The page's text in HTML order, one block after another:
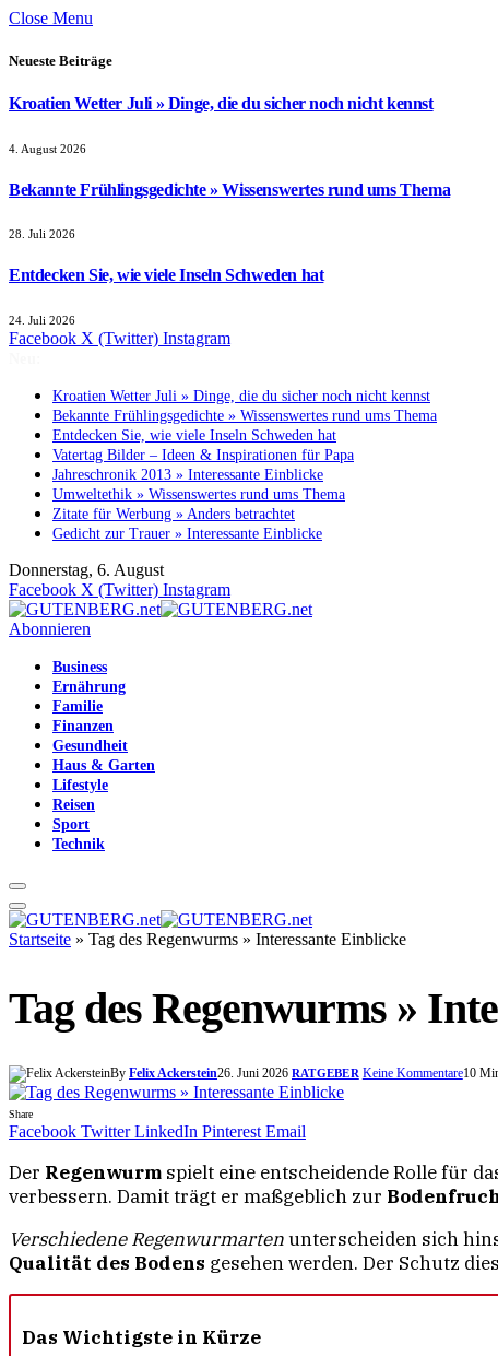
Close Menu
Neueste Beiträge
Kroatien Wetter Juli » Dinge, die du sicher noch nicht kennst
4. August 2026
Bekannte Frühlingsgedichte » Wissenswertes rund ums Thema
28. Juli 2026
Entdecken Sie, wie viele Inseln Schweden hat
24. Juli 2026
Facebook X (Twitter) Instagram
Kroatien Wetter Juli » Dinge, die du sicher noch nicht kennst
Bekannte Frühlingsgedichte » Wissenswertes rund ums Thema
Entdecken Sie, wie viele Inseln Schweden hat
Vatertag Bilder – Ideen & Inspirationen für Papa
Jahreschronik 2013 » Interessante Einblicke
Umweltethik » Wissenswertes rund ums Thema
Zitate für Werbung » Anders betrachtet
Gedicht zur Trauer » Interessante Einblicke
Donnerstag, 6. August
Facebook X (Twitter) Instagram
Abonnieren
Business
Ernährung
Familie
Finanzen
Gesundheit
Haus & Garten
Lifestyle
Reisen
Sport
Technik
Startseite » Tag des Regenwurms » Interessante Einblicke
Tag des Regenwurms »
By Felix Ackerstein26. Juni 2026 RATGEBER Keine Kommentare10
Share
Facebook Twitter LinkedIn Pinterest Email
Der Regenwurm spielt eine entscheidende Rolle für
verbessern. Damit trägt er maßgeblich zur
Verschiedene Regenwurmartenunterscheiden sich
Qualität des Bodens gesehen werden. Der Schutz
Das Wichtigste in Kürze